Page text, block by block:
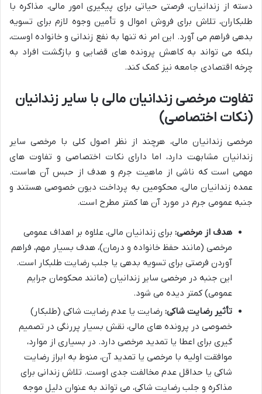
دسته از زندانیان، فرصتی حیاتی برای پیگیری امور مالی، مذاکره با
طلبکاران، تلاش برای فروش اموال و تأمین وجوه لازم برای تسویه
بدهی فراهم می آورد. این امر نه تنها به نفع زندانی و خانواده اوست،
بلکه می تواند به کاهش پرونده های قضایی و بازگشت افراد به
چرخه اقتصادی جامعه نیز کمک کند.
تفاوت مرخصی زندانیان مالی با سایر زندانیان
(نکات اختصاصی)
مرخصی زندانیان مالی، هرچند از نظر اصول کلی با مرخصی سایر
زندانیان مشابهت دارد، اما دارای نکات اختصاصی و تفاوت های
مهمی است که ناشی از ماهیت جرم و هدف از حبس آن هاست.
عمده زندانیان مالی، محکومین به پرداخت دیون خصوصی هستند و
جنبه عمومی جرم در مورد آن ها کمتر مطرح است.
هدف از مرخصی: برای زندانیان مالی، علاوه بر اهداف عمومی
مرخصی (مانند حفظ خانواده و درمان)، هدف بسیار مهم، فراهم
آوردن فرصتی برای تسویه بدهی یا جلب رضایت طلبکار است.
این جنبه در مرخصی سایر زندانیان (مانند محکومان جرایم
عمومی) کمتر دیده می شود.
تأثیر رضایت شاکی: رضایت یا عدم رضایت شاکی (طلبکار)
خصوصی در پرونده های مالی، نقش بسیار پررنگی در تصمیم
گیری برای اعطا یا تمدید مرخصی دارد. در بسیاری از موارد،
موافقت اولیه با مرخصی یا تمدید آن، منوط به ابراز رضایت
شاکی یا حداقل عدم مخالفت جدی اوست. تلاش زندانی برای
مذاکره و جلب رضایت شاکی، می تواند به عنوان دلیل موجه